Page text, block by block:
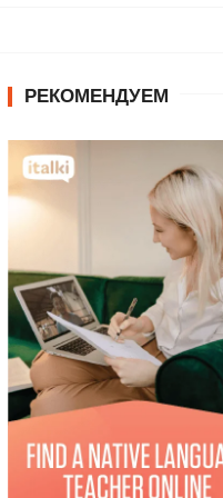
РЕКОМЕНДУЕМ